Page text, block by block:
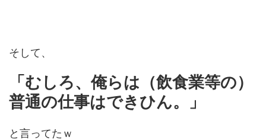
そして、
「むしろ、俺らは（飲食業等の）
普通の仕事はできひん。」
と言ってたｗ